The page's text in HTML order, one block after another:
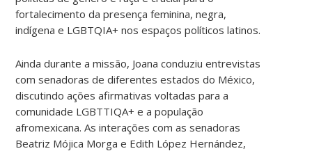
fortalecimento da presença feminina, negra,
indígena e LGBTQIA+ nos espaços políticos latinos.
Ainda durante a missão, Joana conduziu entrevistas
com senadoras de diferentes estados do México,
discutindo ações afirmativas voltadas para a
comunidade LGBTTIQA+ e a população
afromexicana. As interações com as senadoras
Beatriz Mójica Morga e Edith López Hernández,